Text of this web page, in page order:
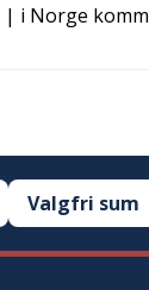
| i Norge
Valgfri sum